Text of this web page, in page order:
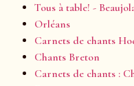
Tous à table! -
Orléans
Carnets de chants
Chants Breton
Carnets de chants :